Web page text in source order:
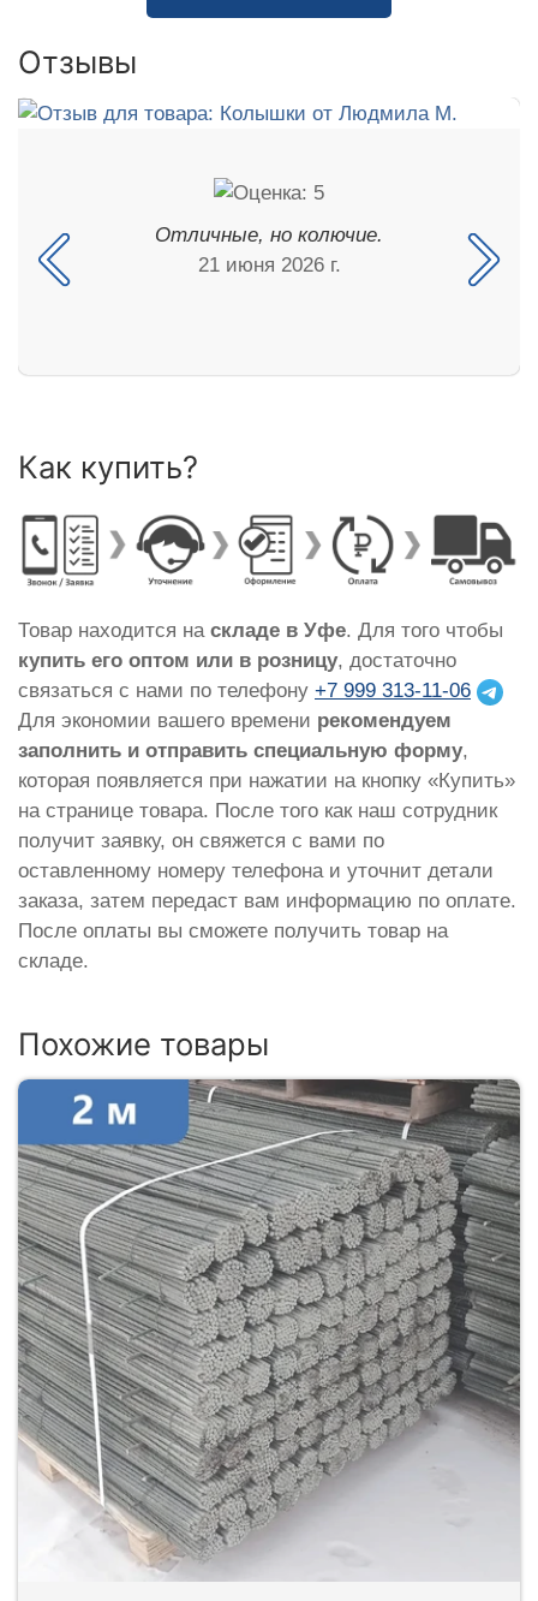
Отзывы
Отличные, но колючие.
21 июня 2026 г.
Как купить?
Товар находится на складе в Уфе. Для того чтобы
купить его оптом или в розницу, достаточно
связаться с нами по телефону +7 999 313-11-06
Для экономии вашего времени рекомендуем
заполнить и отправить специальную форму,
которая появляется при нажатии на кнопку «Купить»
на странице товара. После того как наш сотрудник
получит заявку, он свяжется с вами по
оставленному номеру телефона и уточнит детали
заказа, затем передаст вам информацию по оплате.
После оплаты вы сможете получить товар на
складе.
Похожие товары